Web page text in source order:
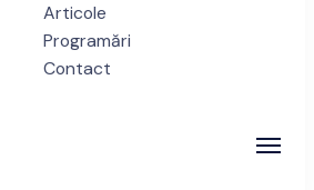
anxietate București
viitor cu încredere
Articole
Programări
Contact